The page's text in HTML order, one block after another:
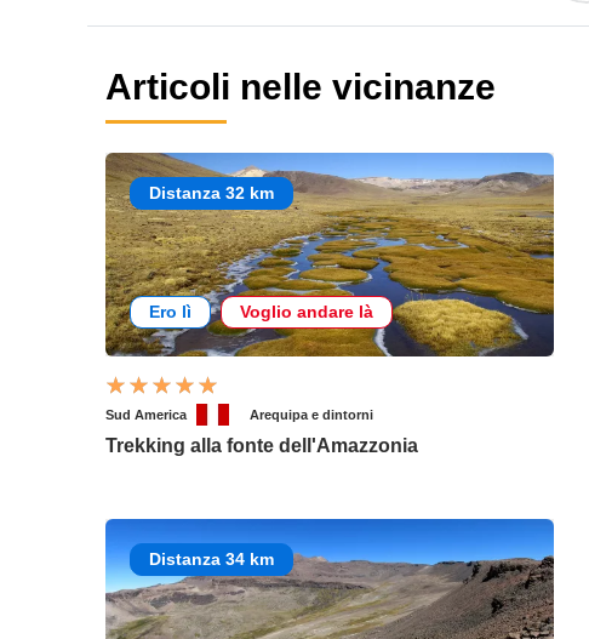
Articoli nelle vicinanze
Distanza 32 km
Ero lì Voglio andare là
Sud America Arequipa e dintorni
Trekking alla fonte dell'Amazzonia
Distanza 34 km